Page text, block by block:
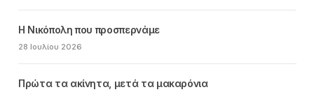
Η Νικόπολη που προσπερνάμε
28 Ιουλίου 2026
Πρώτα τα ακίνητα, μετά τα μακαρόνια